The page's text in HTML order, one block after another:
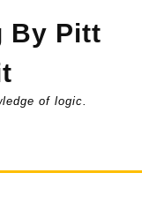
By Pitt
of logic.